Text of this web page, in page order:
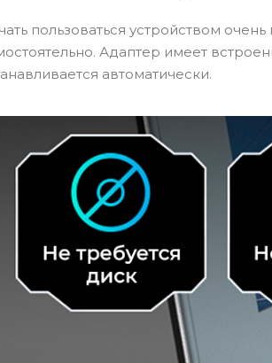
пользоваться устройством
Адаптер имеет
автоматически.